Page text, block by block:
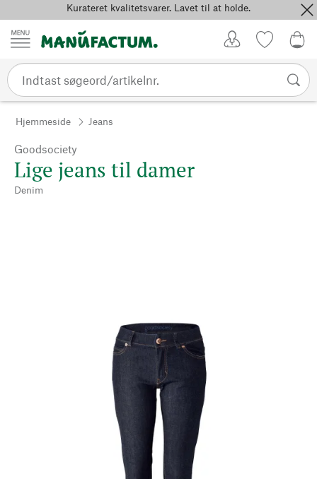
Spring til indholdKurateret kvalitetsvarer. Lavet til at holde.
Hjemmeside Jeans
Goodsociety
Lige jeans til damer
Denim